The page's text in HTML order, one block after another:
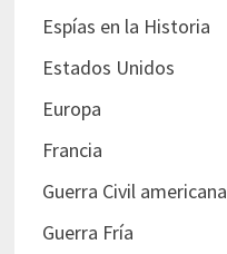
Espías en la Historia
Estados Unidos
Europa
Francia
Guerra Civil americana
Guerra Fría